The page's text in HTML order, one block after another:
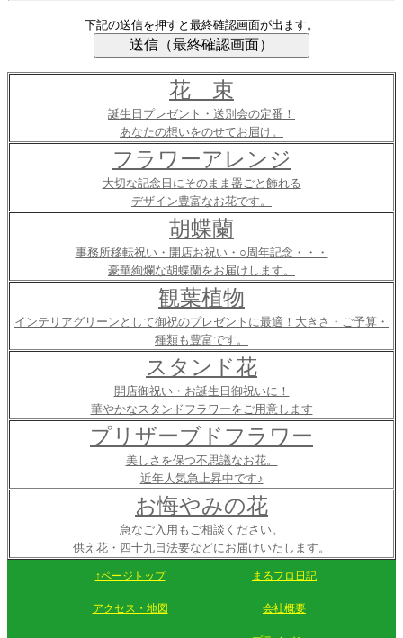
下記の送信を押すと最終確認画面が出ます。
花 束
誕生日プレゼント・送別会の定番！
あなたの想いをのせてお届け。
フラワーアレンジ
大切な記念日にそのまま器ごと飾れる
デザイン豊富なお花です。
胡蝶蘭
事務所移転祝い・開店お祝い・○周年記念・・・
豪華絢爛な胡蝶蘭をお届けします。
観葉植物
インテリアグリーンとして御祝のプレゼントに最適！大きさ・ご予算・
種類も豊富です。
スタンド花
開店御祝い・お誕生日御祝いに！
華やかなスタンドフラワーをご用意します
プリザーブドフラワー
美しさを保つ不思議なお花。
近年人気急上昇中です♪
お悔やみの花
急なご入用もご相談ください。
供え花・四十九日法要などにお届けいたします。
↑ページトップ まるフロ日記
アクセス・地図 会社概要